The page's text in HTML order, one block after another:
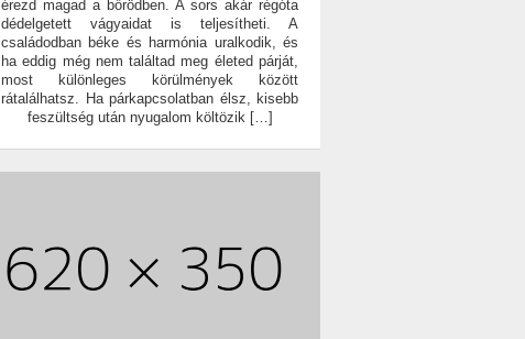
érezd magad a bőrödben. A sors akár régóta
dédelgetett vágyaidat is teljesítheti. A
családodban béke és harmónia uralkodik, és
ha eddig még nem találtad meg életed párját,
most különleges körülmények között
rátalálhatsz. Ha párkapcsolatban élsz, kisebb
feszültség után nyugalom költözik […]